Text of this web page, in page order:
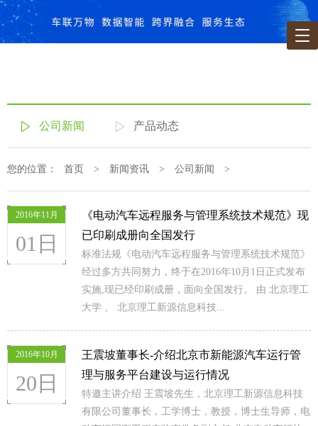
公司新闻 产品动态
您的位置： 首页 > 新闻资讯 > 公司新闻 >
2016年11月
01日
《电动汽车远程服务与管理系统技术规范》现
已印刷成册向全国发行
标准法规《电动汽车远程服务与管理系统技术规范》
经过多方共同努力，终于在2016年10月1日正式发布
实施,现已经印刷成册，面向全国发行。 由 北京理工
大学 、 北京理工新源信息科技...
2016年10月
20日
王震坡董事长-介绍北京市新能源汽车运行管
理与服务平台建设与运行情况
特邀主讲介绍 王震坡先生，北京理工新源信息科技
有限公司董事长，工学博士，教授，博士生导师，电